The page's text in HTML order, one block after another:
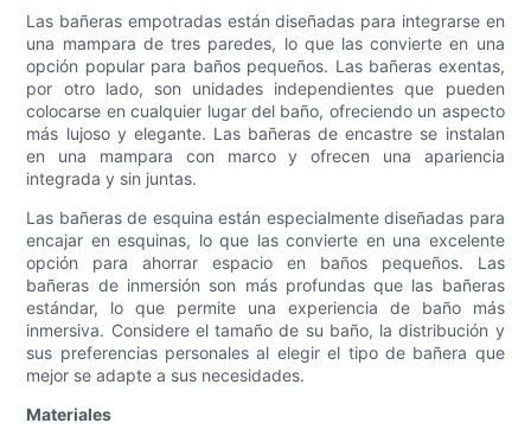
Las bañeras empotradas están diseñadas para integrarse en
una mampara de tres paredes, lo que las convierte en una
opción popular para baños pequeños. Las bañeras exentas,
por otro lado, son unidades independientes que pueden
colocarse en cualquier lugar del baño, ofreciendo un aspecto
más lujoso y elegante. Las bañeras de encastre se instalan
en una mampara con marco y ofrecen una apariencia
integrada y sin juntas.
Las bañeras de esquina están especialmente diseñadas para
encajar en esquinas, lo que las convierte en una excelente
opción para ahorrar espacio en baños pequeños. Las
bañeras de inmersión son más profundas que las bañeras
estándar, lo que permite una experiencia de baño más
inmersiva. Considere el tamaño de su baño, la distribución y
sus preferencias personales al elegir el tipo de bañera que
mejor se adapte a sus necesidades.
Materiales